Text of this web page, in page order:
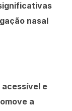
nasal
e
a